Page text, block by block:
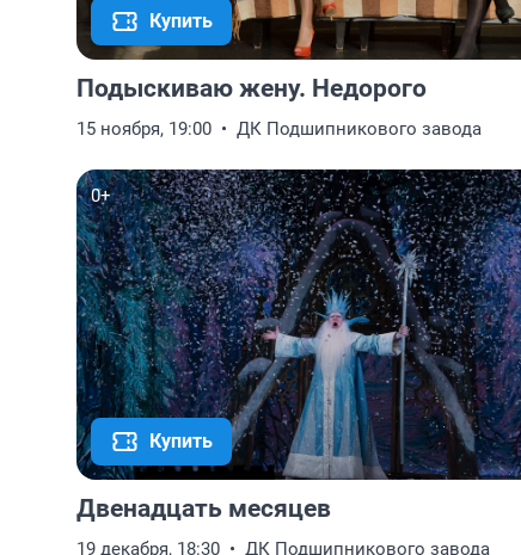
Купить
Подыскиваю жену. Недорого
15 ноября, 19:00 ДК Подшипникового завода
0+
Купить
Двенадцать месяцев
19 декабря, 18:30 ДК Подшипникового завода